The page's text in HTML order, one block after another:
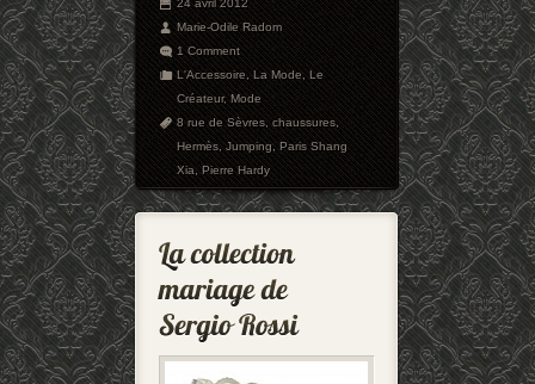
24 avril 2012
Marie-Odile Radom
1 Comment
L'Accessoire,La Mode,Le
Créateur,Mode
8 rue de Sèvres,chaussures,
Hermès,Jumping,Paris Shang
Xia,Pierre Hardy